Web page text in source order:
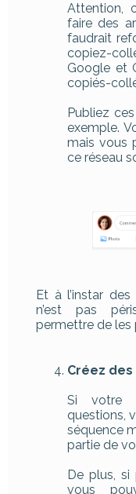
Attention,
faire des
faudrait
copiez-
Google et
copiés-
Publiez
exemple.
mais vous
ce réseau
Et à l’instar
n’est pas
permettre de les
Créez
Si votre
questions,
séquence
partie de
De plus, si
vous